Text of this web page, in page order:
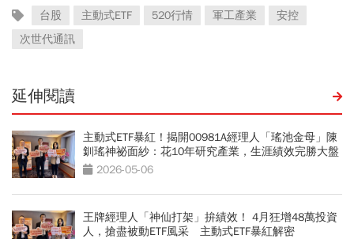
台股 主動式ETF 520行情 軍工產業
安控
次世代通訊
延伸閱讀
主動式ETF暴紅！揭開00981A經理人「瑤池金母」陳
釧瑤神祕面紗：花10年研究產業，生涯績效完勝大盤
2026-05-06
王牌經理人「神仙打架」拚績效！ 4月狂增48萬投資
人，搶盡被動ETF風采 主動式ETF暴紅解密